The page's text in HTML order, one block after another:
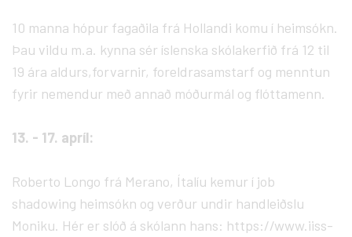
10 manna hópur fagaðila frá Hollandi komu í heimsókn.
Þau vildu m.a. kynna sér íslenska skólakerfið frá 12 til
19 ára aldurs,forvarnir, foreldrasamstarf og menntun
fyrir nemendur með annað móðurmál og flóttamenn.
13. - 17. apríl:
Roberto Longo frá Merano, Ítalíu kemur í job
shadowing heimsókn og verður undir handleiðslu
Moniku. Hér er slóð á skólann hans: https://www.iiss-